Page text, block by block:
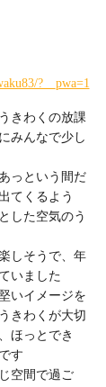
?__pwa=1
きわくの放課
みんなで少し
っという間だ
てくるよう
した空気のう
しそうで、年
いました
いイメージを
きわくが大切
ほっとでき
す
空間で過ご